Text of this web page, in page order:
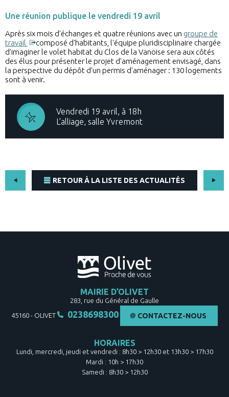
Une réunion publique le vendredi 19 avril
Après six mois d'échanges et quatre réunions avec un groupe de
travail
composé d'habitants, l'équipe pluridisciplinaire chargée
d'imaginer le volet habitat du Clos de la Vanoise sera aux côtés
des élus pour présenter le projet d'aménagement envisagé, dans
la perspective du dépôt d'un permis d'aménager : 130 logements
sont à venir.
Vendredi 19 avril, à 18h
L'alliage, salle Yvremont
RETOUR À LA LISTE DES ACTUALITÉS
MAIRIE D’OLIVET
283, rue du Général de Gaulle
45160 - OLIVET 0238698300 CONTACTEZ-NOUS
HORAIRES
Lundi, mercredi, jeudi et vendredi : 8h30 > 12h30 et 13h30 > 17h30
Mardi : 10h > 17h30
Samedi : 8h30 > 12h30